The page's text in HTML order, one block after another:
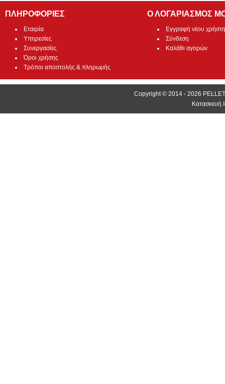
ΠΛΗΡΟΦΟΡΙΕΣ
Εταιρία
Υπηρεσίες
Συνεργασίες
Όροι χρήσης
Τρόποι αποστολής & πληρωμής
Ο ΛΟΓΑΡΙΑΣΜΟΣ
Εγγραφή νέου χρήστη
Σύνδεση
Καλάθι αγορών
Copyright © 2014 - 2026
Κατασκευή